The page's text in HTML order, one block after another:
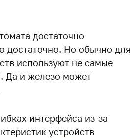
достаточно
достаточно. Но обычно для
используют не самые
Да и железо может
интерфейса из-за
устройств